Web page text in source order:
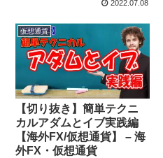
2022.07.08
仮想通貨
【切り抜き】簡単テクニ
カルアダムとイブ実践編
【海外FX/仮想通貨】 – 海
外FX・仮想通貨